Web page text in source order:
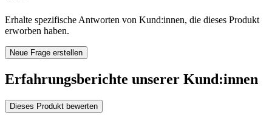
Erhalte spezifische Antworten von Kund:innen, die dieses Produkt
erworben haben.
Neue Frage erstellen
Erfahrungsberichte unserer Kund:innen
Dieses Produkt bewerten